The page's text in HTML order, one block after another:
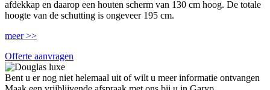
afdekkap en daarop een houten scherm van 130 cm hoog. De totale
hoogte van de schutting is ongeveer 195 cm.
meer >>
Offerte aanvragen
Bent u er nog niet helemaal uit of wilt u meer informatie ontvangen